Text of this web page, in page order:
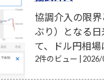
協調介入の限
ぶり）となる
て、ドル円相
2件のビュー 2026/